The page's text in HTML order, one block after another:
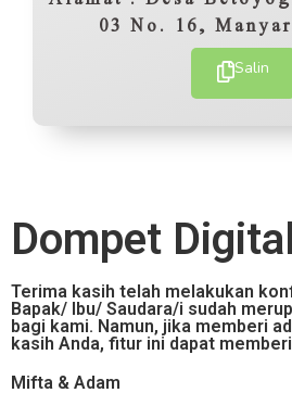
03 No. 16,
Salin
Dompet
Terima kasih telah melakukan
Bapak/ Ibu/ Saudara/i sudah
bagi kami. Namun, jika memberi
kasih Anda, fitur ini dapat
Mifta & Adam